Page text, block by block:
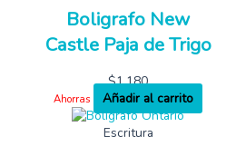
Boligrafo New
Castle Paja de Trigo
$1,180
Ahorras
Añadir al carrito
Escritura